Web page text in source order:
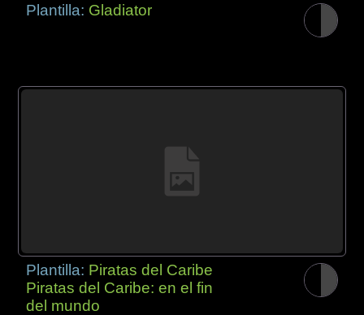
Plantilla: Gladiator
Plantilla: Piratas del Caribe
Piratas del Caribe: en el fin
del mundo